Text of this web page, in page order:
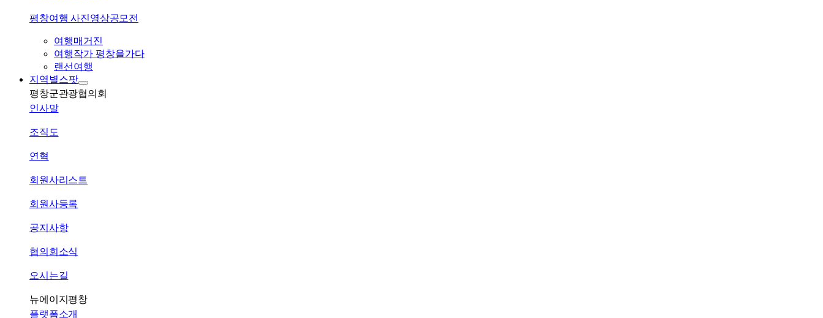
평창여행 사진영상공모전
여행매거진
여행작가 평창을가다
랜선여행
지역별스팟
평창군관광협의회
인사말
조직도
연혁
회원사리스트
회원사등록
공지사항
협의회소식
오시는길
뉴에이지평창
플랫폼소개